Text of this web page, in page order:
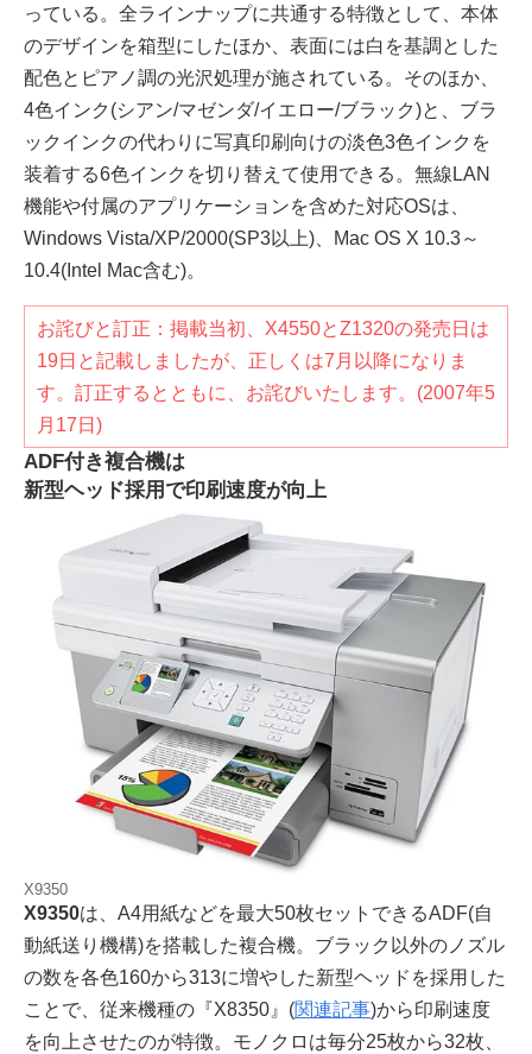
っている。全ラインナップに共通する特徴として、本体
のデザインを箱型にしたほか、表面には白を基調とした
配色とピアノ調の光沢処理が施されている。そのほか、
4色インク(シアン/マゼンダ/イエロー/ブラック)と、ブラ
ックインクの代わりに写真印刷向けの淡色3色インクを
装着する6色インクを切り替えて使用できる。無線LAN
機能や付属のアプリケーションを含めた対応OSは、
Windows Vista/XP/2000(SP3以上)、Mac OS X 10.3～
10.4(Intel Mac含む)。
お詫びと訂正：掲載当初、X4550とZ1320の発売日は
19日と記載しましたが、正しくは7月以降になりま
す。訂正するとともに、お詫びいたします。(2007年5
月17日)
ADF付き複合機は
新型ヘッド採用で印刷速度が向上
X9350
X9350は、A4用紙などを最大50枚セットできるADF(自
動紙送り機構)を搭載した複合機。ブラック以外のノズル
の数を各色160から313に増やした新型ヘッドを採用した
ことで、従来機種の『X8350』(関連記事)から印刷速度
を向上させたのが特徴。モノクロは毎分25枚から32枚、